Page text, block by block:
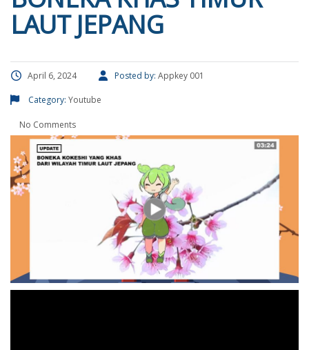
LAUT JEPANG
April 6, 2024 Posted by: Appkey 001
Category: Youtube
No Comments